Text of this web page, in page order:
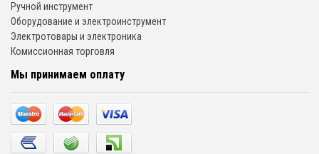
Ручной инструмент
Оборудование и электроинструмент
Электротовары и электроника
Комиссионная торговля
Мы принимаем оплату